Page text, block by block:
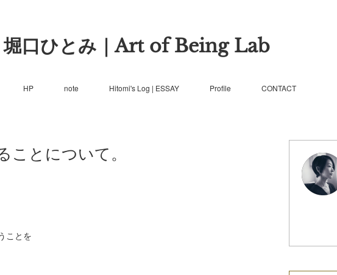
堀口ひとみ｜Art of Being Lab
HP note Hitomi's Log | ESSAY Profile CONTACT
ことについて。
ことを